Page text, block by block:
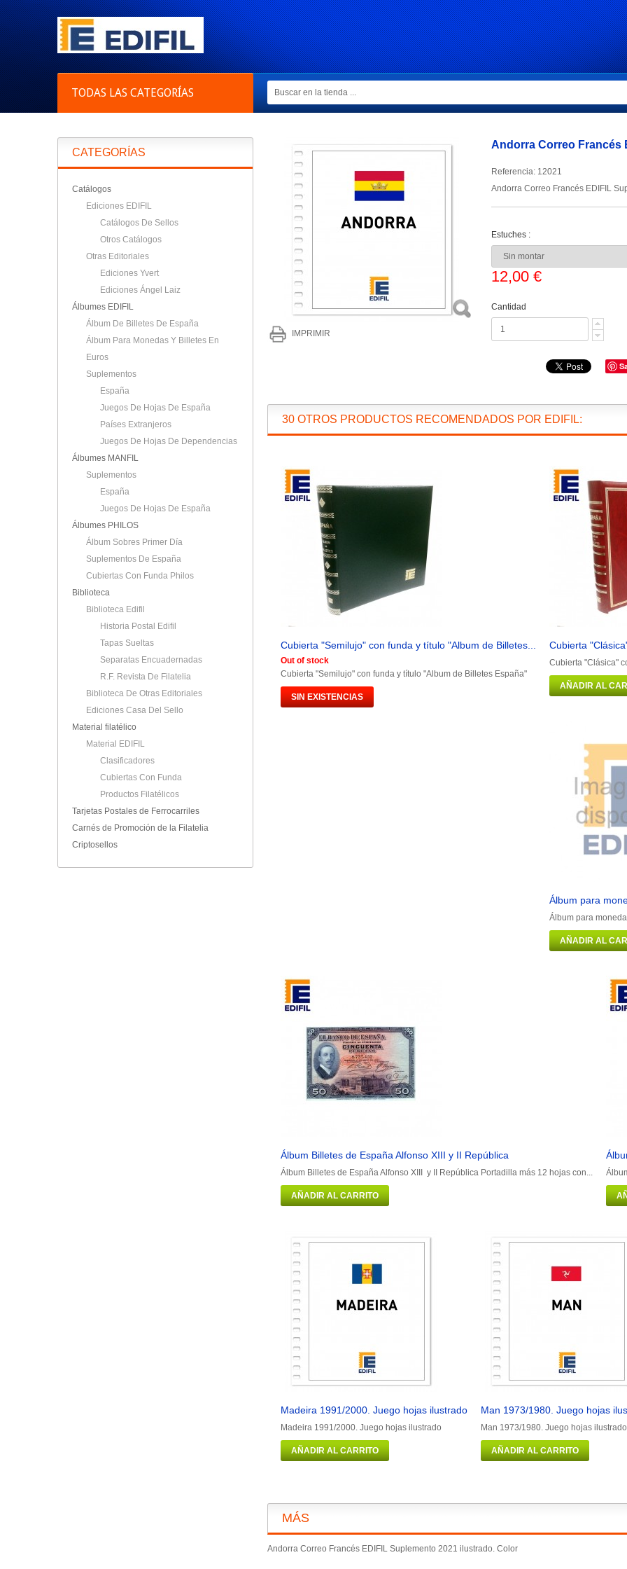
TODAS LAS CATEGORÍAS
CATEGORÍAS
Catálogos
Ediciones EDIFIL
Catálogos De Sellos
Otros Catálogos
Otras Editoriales
Ediciones Yvert
Ediciones Ángel Laiz
Álbumes EDIFIL
Álbum De Billetes De España
Álbum Para Monedas Y Billetes En
Euros
Suplementos
España
Juegos De Hojas De España
Países Extranjeros
Juegos De Hojas De Dependencias
Álbumes MANFIL
Suplementos
España
Juegos De Hojas De España
Álbumes PHILOS
Álbum Sobres Primer Día
Suplementos De España
Cubiertas Con Funda Philos
Biblioteca
Biblioteca Edifil
Historia Postal Edifil
Tapas Sueltas
Separatas Encuadernadas
R.F. Revista De Filatelia
Biblioteca De Otras Editoriales
Ediciones Casa Del Sello
Material filatélico
Material EDIFIL
Clasificadores
Cubiertas Con Funda
Productos Filatélicos
Tarjetas Postales de Ferrocarriles
Carnés de Promoción de la Filatelia
Criptosellos
IMPRIMIR
Andorra Correo Francés
Referencia: 12021
Andorra Correo Francés EDIFIL
Estuches :
12,00 €
Cantidad
30 OTROS PRODUCTOS RECOMENDADOS POR EDIFIL:
Cubierta "Semilujo" con funda y título "Album de Billetes...
Out of stock
Cubierta "Semilujo" con funda y título "Album de Billetes España"
SIN EXISTENCIAS
Cubierta
Cubierta "Clásica"
AÑADIR AL
Álbum para
Álbum para
AÑADIR AL
Álbum Billetes de España Alfonso XIII y II República
Álbum Billetes de España Alfonso XIII y II República Portadilla más 12 hojas con...
AÑADIR AL CARRITO
Madeira 1991/2000. Juego hojas ilustrado
Madeira 1991/2000. Juego hojas ilustrado
AÑADIR AL CARRITO
Man 1973/1980. Juego hojas
Man 1973/1980. Juego hojas ilustrado
AÑADIR AL CARRITO
MÁS
Andorra Correo Francés EDIFIL Suplemento 2021 ilustrado. Color